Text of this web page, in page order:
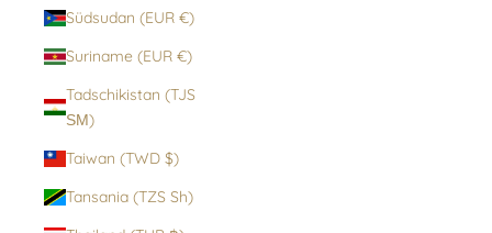
Südsudan (EUR €)
Suriname (EUR €)
Tadschikistan (TJS
ЅМ)
Taiwan (TWD $)
Tansania (TZS Sh)